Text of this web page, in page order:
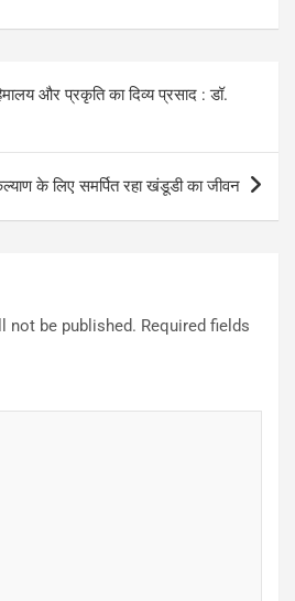
और प्रकृति का दिव्य प्रसाद : डॉ.
के लिए समर्पित रहा खंडूडी का जीवन
not be published. Required fields